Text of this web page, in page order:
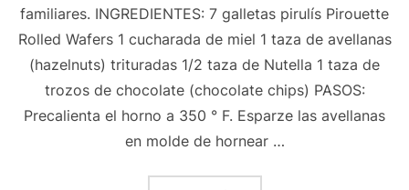
familiares. INGREDIENTES: 7 galletas pirulís Pirouette
Rolled Wafers 1 cucharada de miel 1 taza de avellanas
(hazelnuts) trituradas 1/2 taza de Nutella 1 taza de
trozos de chocolate (chocolate chips) PASOS:
Precalienta el horno a 350 ° F. Esparze las avellanas
en molde de hornear …